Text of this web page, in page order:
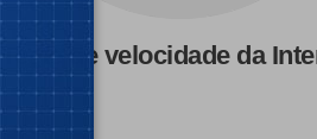
Teste de velocidade da